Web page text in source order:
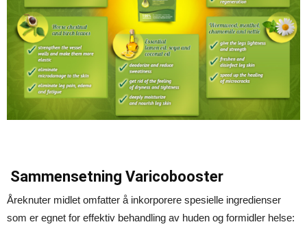
Sammensetning Varicobooster
Åreknuter midlet omfatter å inkorporere spesielle ingredienser
som er egnet for effektiv behandling av huden og formidler helse: